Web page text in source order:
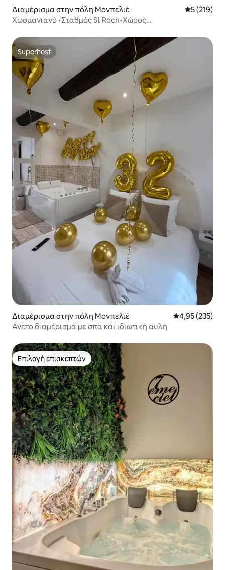
Διαμέρισμα στην πόλη Μονπελιέ Μέση
5 (219)
Χωσμανιανό •Σταθμός St Roch•Χώρος
Superhost
Superhost
Διαμέρισμα στην πόλη Μονπελιέ Μέση
4,95 (235)
Άνετο διαμέρισμα με σπα και ιδιωτική αυλή
Επιλογή επισκεπτών
Επιλογή επισκεπτών